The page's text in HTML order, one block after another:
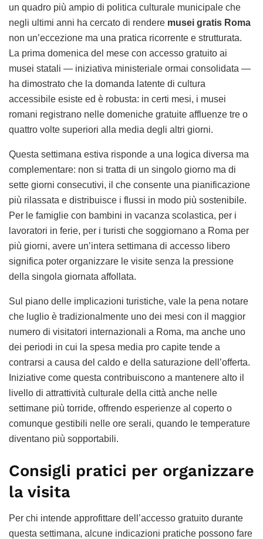
un quadro più ampio di politica culturale municipale che
negli ultimi anni ha cercato di rendere musei gratis Roma
non un’eccezione ma una pratica ricorrente e strutturata.
La prima domenica del mese con accesso gratuito ai
musei statali — iniziativa ministeriale ormai consolidata —
ha dimostrato che la domanda latente di cultura
accessibile esiste ed è robusta: in certi mesi, i musei
romani registrano nelle domeniche gratuite affluenze tre o
quattro volte superiori alla media degli altri giorni.
Questa settimana estiva risponde a una logica diversa ma
complementare: non si tratta di un singolo giorno ma di
sette giorni consecutivi, il che consente una pianificazione
più rilassata e distribuisce i flussi in modo più sostenibile.
Per le famiglie con bambini in vacanza scolastica, per i
lavoratori in ferie, per i turisti che soggiornano a Roma per
più giorni, avere un’intera settimana di accesso libero
significa poter organizzare le visite senza la pressione
della singola giornata affollata.
Sul piano delle implicazioni turistiche, vale la pena notare
che luglio è tradizionalmente uno dei mesi con il maggior
numero di visitatori internazionali a Roma, ma anche uno
dei periodi in cui la spesa media pro capite tende a
contrarsi a causa del caldo e della saturazione dell’offerta.
Iniziative come questa contribuiscono a mantenere alto il
livello di attrattività culturale della città anche nelle
settimane più torride, offrendo esperienze al coperto o
comunque gestibili nelle ore serali, quando le temperature
diventano più sopportabili.
Consigli pratici per organizzare
la visita
Per chi intende approfittare dell’accesso gratuito durante
questa settimana, alcune indicazioni pratiche possono fare